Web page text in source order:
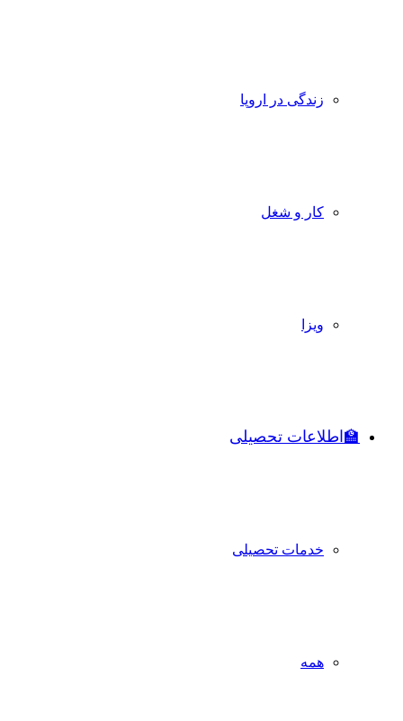
زندگی در اروپا
کار و شغل
ویزا
🏫اطلاعات تحصیلی
خدمات تحصیلی
همه